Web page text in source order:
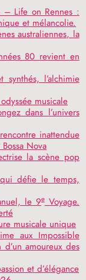
– Life on Rennes :
et mélancolie.
australiennes, la
80 revient en
l’alchimie
musicale
dans l’univers
inattendue
Nova
la scène pop
défie le temps,
le 9eVoyage.
musicale unique
aux Impossible
amoureux des
et d’élégance